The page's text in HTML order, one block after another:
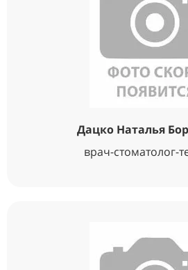
Дацко Наталья
врач-стоматолог-